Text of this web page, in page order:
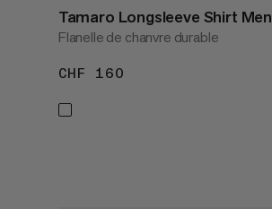
Tamaro Longsleeve Shirt Men
Flanelle de chanvre durable
CHF 160